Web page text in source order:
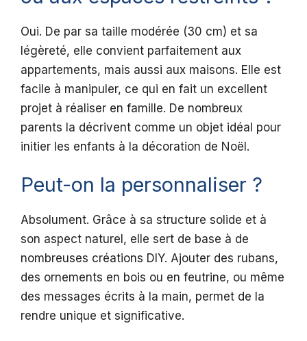
Oui. De par sa taille modérée (30 cm) et sa
légèreté, elle convient parfaitement aux
appartements, mais aussi aux maisons. Elle est
facile à manipuler, ce qui en fait un excellent
projet à réaliser en famille. De nombreux
parents la décrivent comme un objet idéal pour
initier les enfants à la décoration de Noël.
Peut-on la personnaliser ?
Absolument. Grâce à sa structure solide et à
son aspect naturel, elle sert de base à de
nombreuses créations DIY. Ajouter des rubans,
des ornements en bois ou en feutrine, ou même
des messages écrits à la main, permet de la
rendre unique et significative.